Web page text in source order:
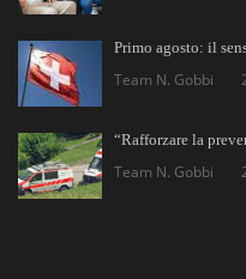
Primo agosto: il
Team N. Gobbi
“Rafforzare la
Team N. Gobbi